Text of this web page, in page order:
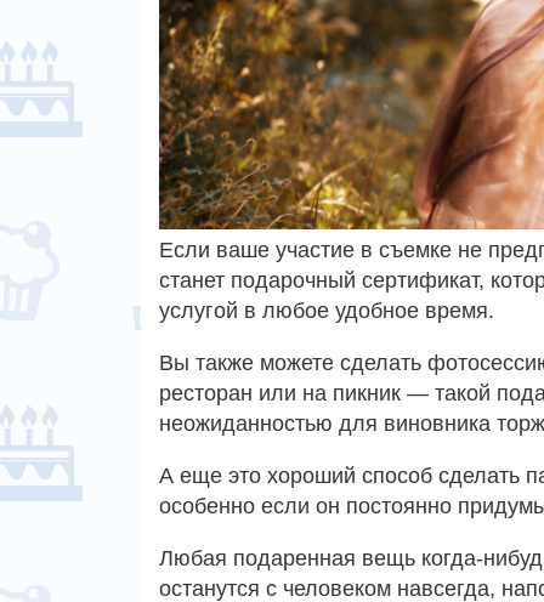
Если ваше участие в съемке не
станет подарочный сертификат,
услугой в любое удобное время.
Вы также можете сделать
ресторан или на пикник — такой
неожиданностью для виновника
А еще это хороший способ сделать
особенно если он постоянно
Любая подаренная вещь когда-
останутся с человеком навсегда,